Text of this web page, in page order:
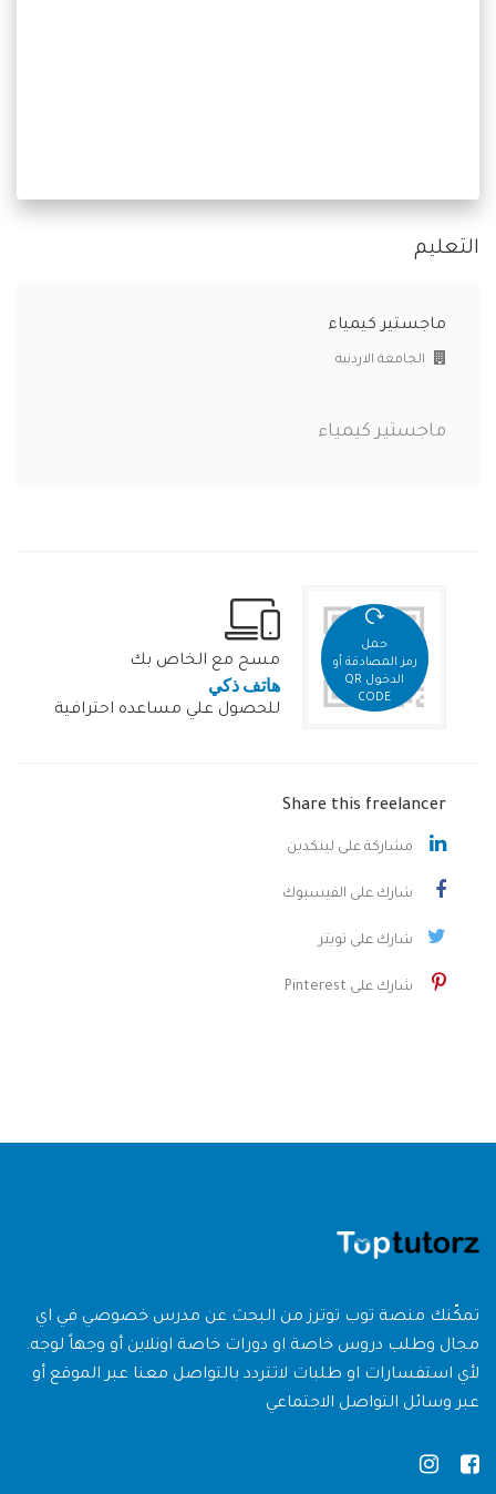
التعليم
ماجستير كيمياء
الجامعة الاردنيه
ماجستير كيمياء
حمل
رمز المصادقة أو
الدخول QR
CODE
مسح مع الخاص بك
هاتف ذكي
للحصول علي مساعده احترافية
Share this freelancer
مشاركة على لينكدين
شارك على الفيسبوك
شارك على تويتر
شارك على Pinterest
تمكّنك منصة توب توترز من البحث عن مدرس خصوصي في اي
مجال وطلب دروس خاصة او دورات خاصة اونلاين أو وجهاً لوجه.
لأي استفسارات او طلبات لاتتردد بالتواصل معنا عبر الموقع أو
عبر وسائل التواصل الاجتماعي